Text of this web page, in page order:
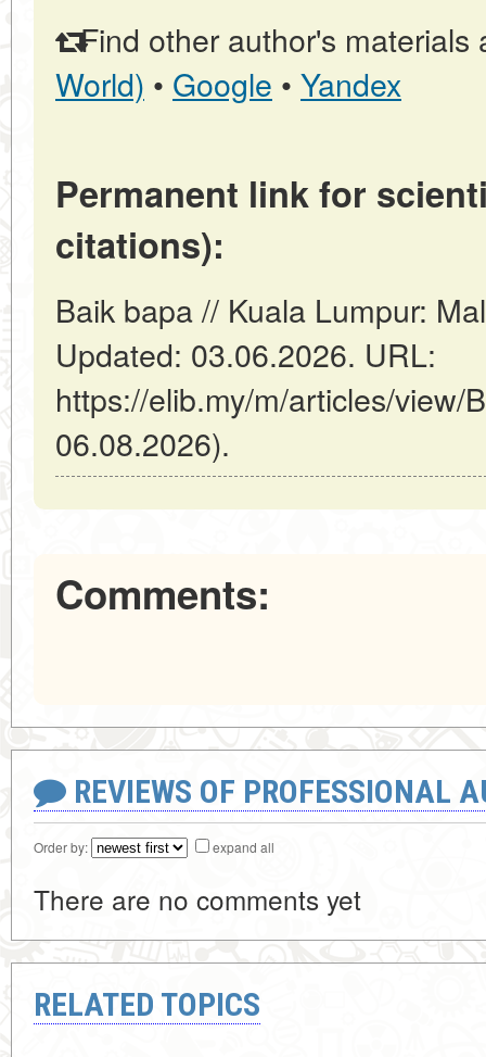
Find other author's materials
World) • Google • Yandex
Permanent link for
citations):
Baik bapa // Kuala Lumpur:
Updated: 03.06.2026. URL:
https://elib.my/m/articles/view/
06.08.2026).
Comments:
REVIEWS OF PROFESSIONAL
Order by: expand all
There are no comments yet
RELATED TOPICS